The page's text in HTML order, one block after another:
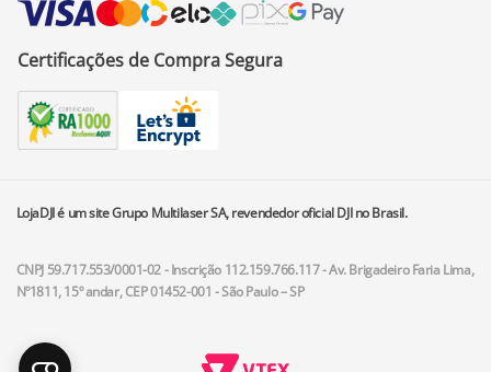
Certificações de Compra Segura
LojaDJI é um site Grupo Multilaser SA, revendedor oficial DJI no Brasil.
CNPJ 59.717.553/0001-02 - Inscrição 112.159.766.117 - Av. Brigadeiro Faria Lima,
Nº1811, 15º andar, CEP 01452-001 - São Paulo – SP